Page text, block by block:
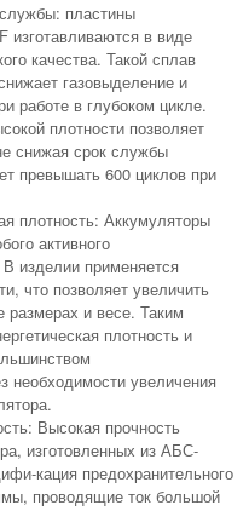
пластины
изготавливаются в виде
качества. Такой сплав
газовыделение и
работе в глубоком цикле.
плотности позволяет
снижая срок службы
превышать 600 циклов при
плотность: Аккумуляторы
активного
изделии применяется
что позволяет увеличить
размерах и весе. Таким
плотность и
необходимости увеличения
Высокая прочность
изготовленных из АБС-
кация предохранительного
проводящие ток большой